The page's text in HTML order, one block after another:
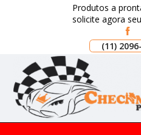
Produtos a
solicite agora
(11)